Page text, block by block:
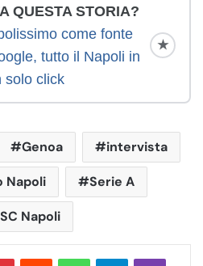
QUESTA STORIA?
come fonte
tutto il Napoli in
solo click
★
Genoa intervista
Napoli Serie A
Napoli
WhatsApp Telegram